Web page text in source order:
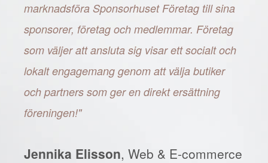
marknadsföra Sponsorhuset Företag till sina
sponsorer, företag och medlemmar. Företag
som väljer att ansluta sig visar ett socialt och
lokalt engagemang genom att välja butiker
och partners som ger en direkt ersättning
föreningen!"
Jennika Elisson, Web & E-commerce